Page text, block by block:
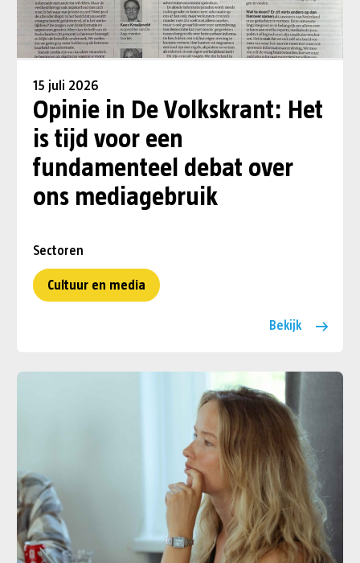
15 juli 2026
Opinie in De Volkskrant: Het
is tijd voor een
fundamenteel debat over
ons mediagebruik
Sectoren
Cultuur en media
Bekijk